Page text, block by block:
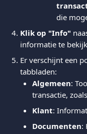
die
Klik op "Info"
informatie te
Er verschijnt een
tabbladen:
Algemeen:
transactie,
Klant:
Documenten: